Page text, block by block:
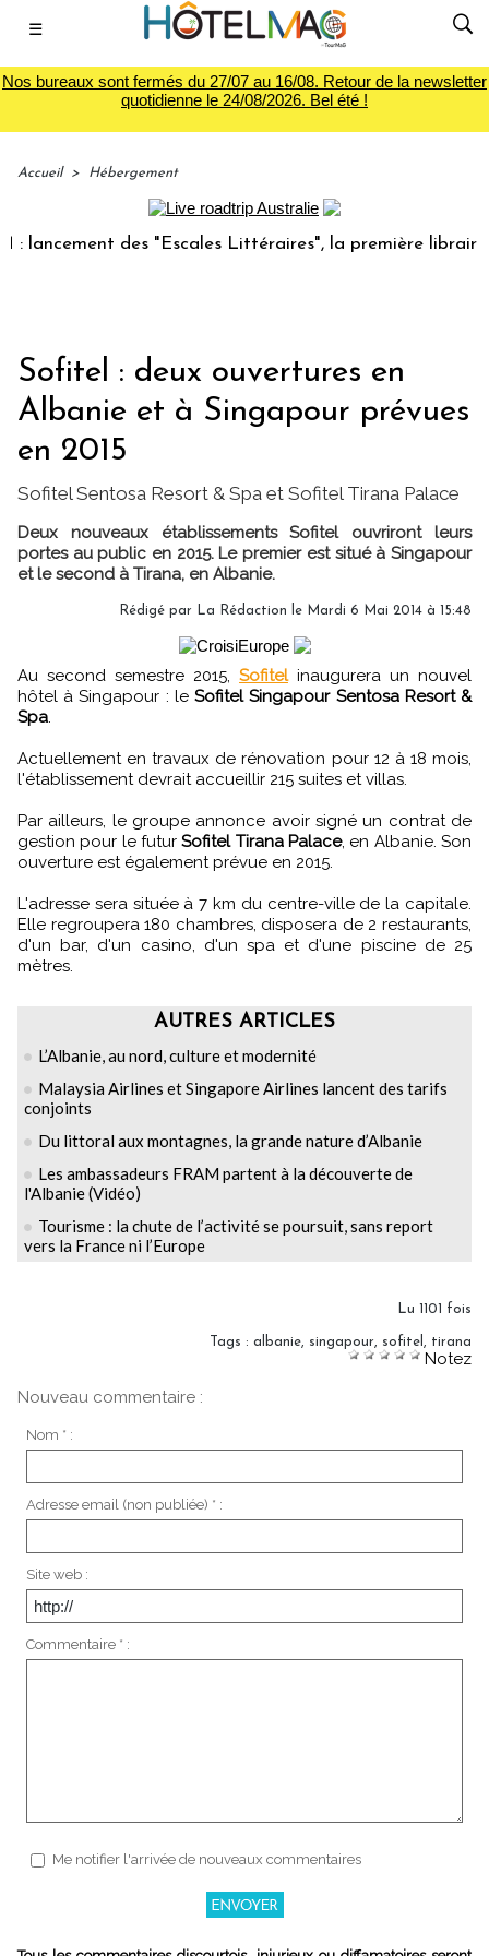
☰
Nos bureaux sont fermés du 27/07 au 16/08. Retour de la newsletter
quotidienne le 24/08/2026. Bel été !
Accueil > Hébergement
des "Escales Littéraires", la première librairie du
Sofitel : deux ouvertures en
Albanie et à Singapour prévues
en 2015
Sofitel Sentosa Resort & Spa et Sofitel Tirana Palace
Deux nouveaux établissements Sofitel ouvriront leurs
portes au public en 2015. Le premier est situé à Singapour
et le second à Tirana, en Albanie.
Rédigé par La Rédaction le Mardi 6 Mai 2014 à 15:48
Au second semestre 2015, Sofitelinaugurera un nouvel
hôtel à Singapour : leSofitel Singapour Sentosa Resort &
Spa
Actuellement en travaux de rénovation pour 12 à 18 mois,
l'établissement devrait accueillir 215 suites et villas.
Par ailleurs, le groupe annonce avoir signé un contrat de
gestion pour le futurSofitel Tirana Palace, en Albanie. Son
ouverture est également prévue en 2015.
L'adresse sera située à 7 km du centre-ville de la capitale.
Elle regroupera 180 chambres, disposera de 2 restaurants,
d'un bar, d'un casino, d'un spa et d'une piscine de 25
mètres.
AUTRES ARTICLES
L’Albanie, au nord, culture et modernité
Malaysia Airlines et Singapore Airlines lancent des tarifs
conjoints
Du littoral aux montagnes, la grande nature d’Albanie
Les ambassadeurs FRAM partent à la découverte de
l'Albanie (Vidéo)
Tourisme : la chute de l’activité se poursuit, sans report
vers la France ni l’Europe
Lu 1101 fois
Tags : albanie singapour sofitel tirana
Notez
Nouveau commentaire :
Nom * :
Adresse email (non publiée) * :
Site web :
Commentaire * :
Me notifier l'arrivée de nouveaux commentaires